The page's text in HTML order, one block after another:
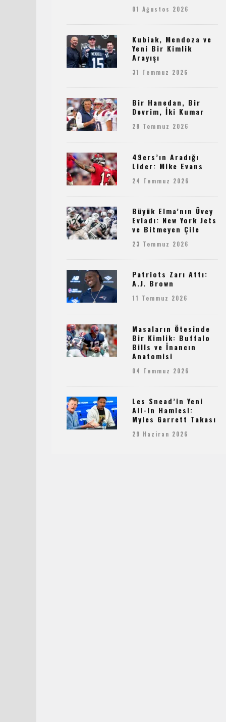
01 Ağustos 2026
Kubiak, Mendoza ve
Yeni Bir Kimlik
Arayışı
31 Temmuz 2026
Bir Hanedan, Bir
Devrim, İki Kumar
28 Temmuz 2026
49ers’ın Aradığı
Lider: Mike Evans
24 Temmuz 2026
Büyük Elma’nın Üvey
Evladı: New York Jets
ve Bitmeyen Çile
23 Temmuz 2026
Patriots Zarı Attı:
A.J. Brown
11 Temmuz 2026
Masaların Ötesinde
Bir Kimlik: Buffalo
Bills ve İnancın
Anatomisi
04 Temmuz 2026
Les Snead’in Yeni
All-In Hamlesi:
Myles Garrett Takası
29 Haziran 2026